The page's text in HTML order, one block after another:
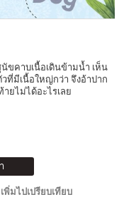
ขคาบเนื้อเดินข้ามน้ำ เห็น
ที่มีเนื้อใหญ่กว่า จึงอ้าปาก
ยไม่ได้อะไรเลย
เพิ่มไปเปรียบเทียบ